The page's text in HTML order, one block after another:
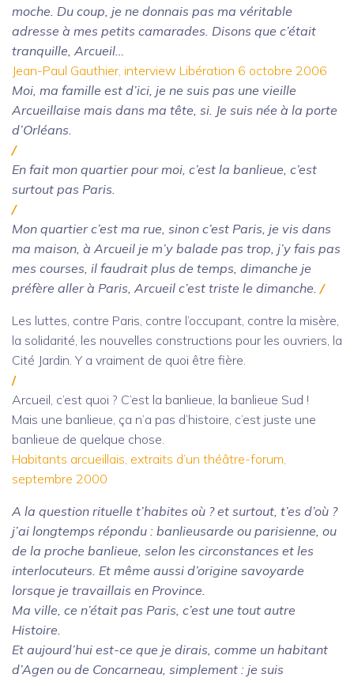
moche. Du coup, je ne donnais pas ma véritable
adresse à mes petits camarades. Disons que c’était
tranquille, Arcueil…
Jean-Paul Gauthier, interview Libération 6 octobre 2006
Moi, ma famille est d’ici, je ne suis pas une vieille
Arcueillaise mais dans ma tête, si. Je suis née à la porte
d’Orléans.
/
En fait mon quartier pour moi, c’est la banlieue, c’est
surtout pas Paris.
/
Mon quartier c’est ma rue, sinon c’est Paris, je vis dans
ma maison, à Arcueil je m’y balade pas trop, j’y fais pas
mes courses, il faudrait plus de temps, dimanche je
préfère aller à Paris, Arcueil c’est triste le dimanche. /
Les luttes, contre Paris, contre l’occupant, contre la misère,
la solidarité, les nouvelles constructions pour les ouvriers, la
Cité Jardin. Y a vraiment de quoi être fière.
/
Arcueil, c’est quoi ? C’est la banlieue, la banlieue Sud !
Mais une banlieue, ça n’a pas d’histoire, c’est juste une
banlieue de quelque chose.
Habitants arcueillais, extraits d’un théâtre-forum,
septembre 2000
A la question rituelle t’habites où ? et surtout, t’es d’où ?
j’ai longtemps répondu : banlieusarde ou parisienne, ou
de la proche banlieue, selon les circonstances et les
interlocuteurs. Et même aussi d’origine savoyarde
lorsque je travaillais en Province.
Ma ville, ce n’était pas Paris, c’est une tout autre
Histoire.
Et aujourd’hui est-ce que je dirais, comme un habitant
d’Agen ou de Concarneau, simplement : je suis